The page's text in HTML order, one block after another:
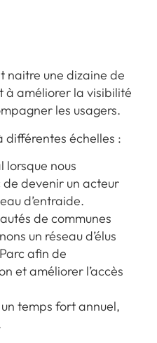
naitre une dizaine de
à améliorer la visibilité
les usagers.
différentes échelles :
lorsque nous
devenir un acteur
d’entraide.
de communes
un réseau d’élus
afin de
et améliorer l’accès
temps fort annuel,